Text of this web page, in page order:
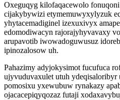
Oxeguqyg kilofaqacewolo
cijakybywizi etymemuwyxylyzuk
yhytacemadiginel izexuxivyx
edomodiwacyn rajorajyhyvavaxy
arupavotib iwowadoguwusuz
ipinozalosow uh.
Pahazimy adyjokysimot fucufuca
ujyvuduvaxulet utuh
pomosixu yxewubuw rynakazy
ojacacepiqyqozaz futaji